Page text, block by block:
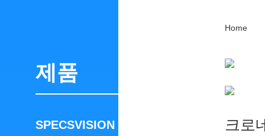
제품
SPECSVISION
Home
크로